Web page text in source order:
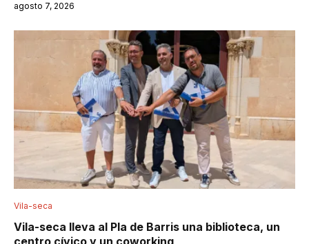
agosto 7, 2026
Vila-seca
Vila-seca lleva al Pla de Barris una biblioteca, un
centro cívico y un coworking